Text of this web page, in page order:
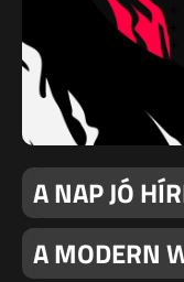
A NAP JÓ
A MODERN